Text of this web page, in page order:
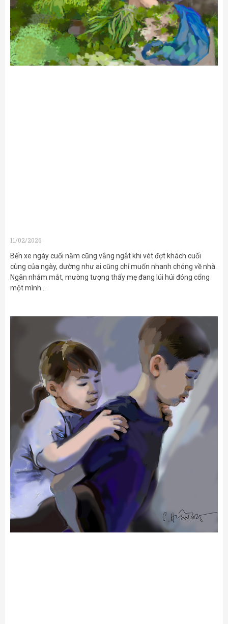
11/02/2026
Bến xe ngày cuối năm cũng vắng ngắt khi vét đợt khách cuối
cùng của ngày, dường như ai cũng chỉ muốn nhanh chóng về nhà.
Ngân nhắm mắt, mường tượng thấy mẹ đang lúi húi đóng cổng
một mình…